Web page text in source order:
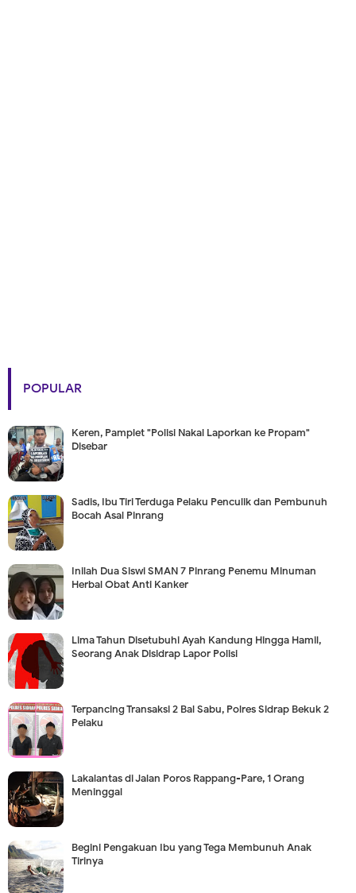
POPULAR
Keren, Pamplet "Polisi Nakal Laporkan ke Propam"
Disebar
Sadis, Ibu Tiri Terduga Pelaku Penculik dan Pembunuh
Bocah Asal Pinrang
Inilah Dua Siswi SMAN 7 Pinrang Penemu Minuman
Herbal Obat Anti Kanker
Lima Tahun Disetubuhi Ayah Kandung Hingga Hamil,
Seorang Anak Disidrap Lapor Polisi
Terpancing Transaksi 2 Bal Sabu, Polres Sidrap Bekuk 2
Pelaku
Lakalantas di Jalan Poros Rappang-Pare, 1 Orang
Meninggal
Begini Pengakuan Ibu yang Tega Membunuh Anak
Tirinya